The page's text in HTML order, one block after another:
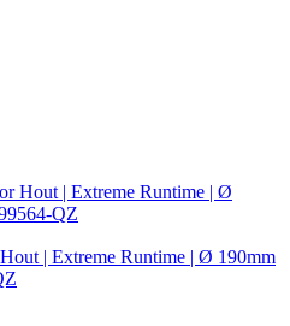
| Extreme Runtime | Ø 190mm